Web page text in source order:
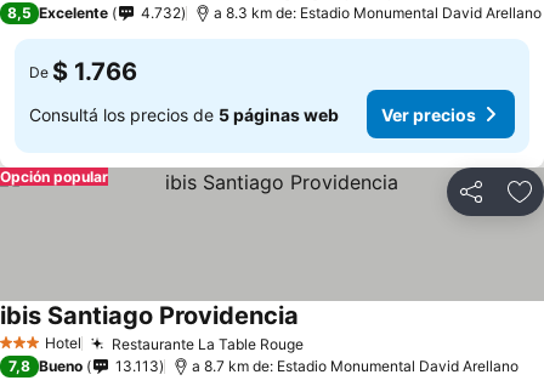
8,5 Excelente 4.732 a 8.3 km de: Estadio Monumental David Arellano
De $ 1.766
Consultá los precios de 5 páginas web Ver precios
Compartir
Opción popular
3 Estrellas
Hotel Restaurante La Table Rouge
ibis Santiago Providencia
7,8 Bueno 13.113 a 8.7 km de: Estadio Monumental David Arellano